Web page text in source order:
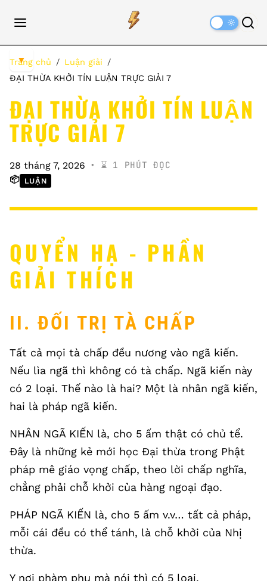
Trang chủ
Luận giải
ĐẠI THỪA KHỞI TÍN LUẬN TRỰC GIẢI 7
ĐẠI THỪA KHỞI TÍN LUẬN
TRỰC GIẢI 7
28 tháng 7, 2026 ⌛️ 1 PHÚT ĐỌC
📦 LUẬN
QUYỂN HẠ - PHẦN
GIẢI THÍCH
II. ĐỐI TRỊ TÀ CHẤP
Tất cả mọi tà chấp đều nương vào ngã kiến.
Nếu lìa ngã thì không có tà chấp. Ngã kiến này
có 2 loại. Thế nào là hai? Một là nhân ngã kiến,
hai là pháp ngã kiến.
NHÂN NGÃ KIẾN là, cho 5 ấm thật có chủ tể.
Đây là những kẻ mới học Đại thừa trong Phật
pháp mê giáo vọng chấp, theo lời chấp nghĩa,
chẳng phải chỗ khởi của hàng ngoại đạo.
PHÁP NGÃ KIẾN là, cho 5 ấm v.v… tất cả pháp,
mỗi cái đều có thể tánh, là chỗ khởi của Nhị
thừa.
Y nơi phàm phu mà nói thì có 5 loại.
▼